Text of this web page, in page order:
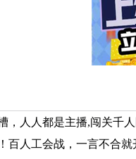
，人人都是主播,闯关千人
百人工会战，一言不合就